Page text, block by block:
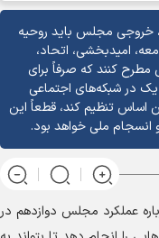
خروجی مجلس باید روحیه
امیدبخشی، اتحاد،
مطرح کنند که صرفاً برای
در شبکه‌های اجتماعی
اساس تنظیم کند، قطعاً این
انسجام ملی خواهد بود.
عملکرد مجلس دوازدهم در